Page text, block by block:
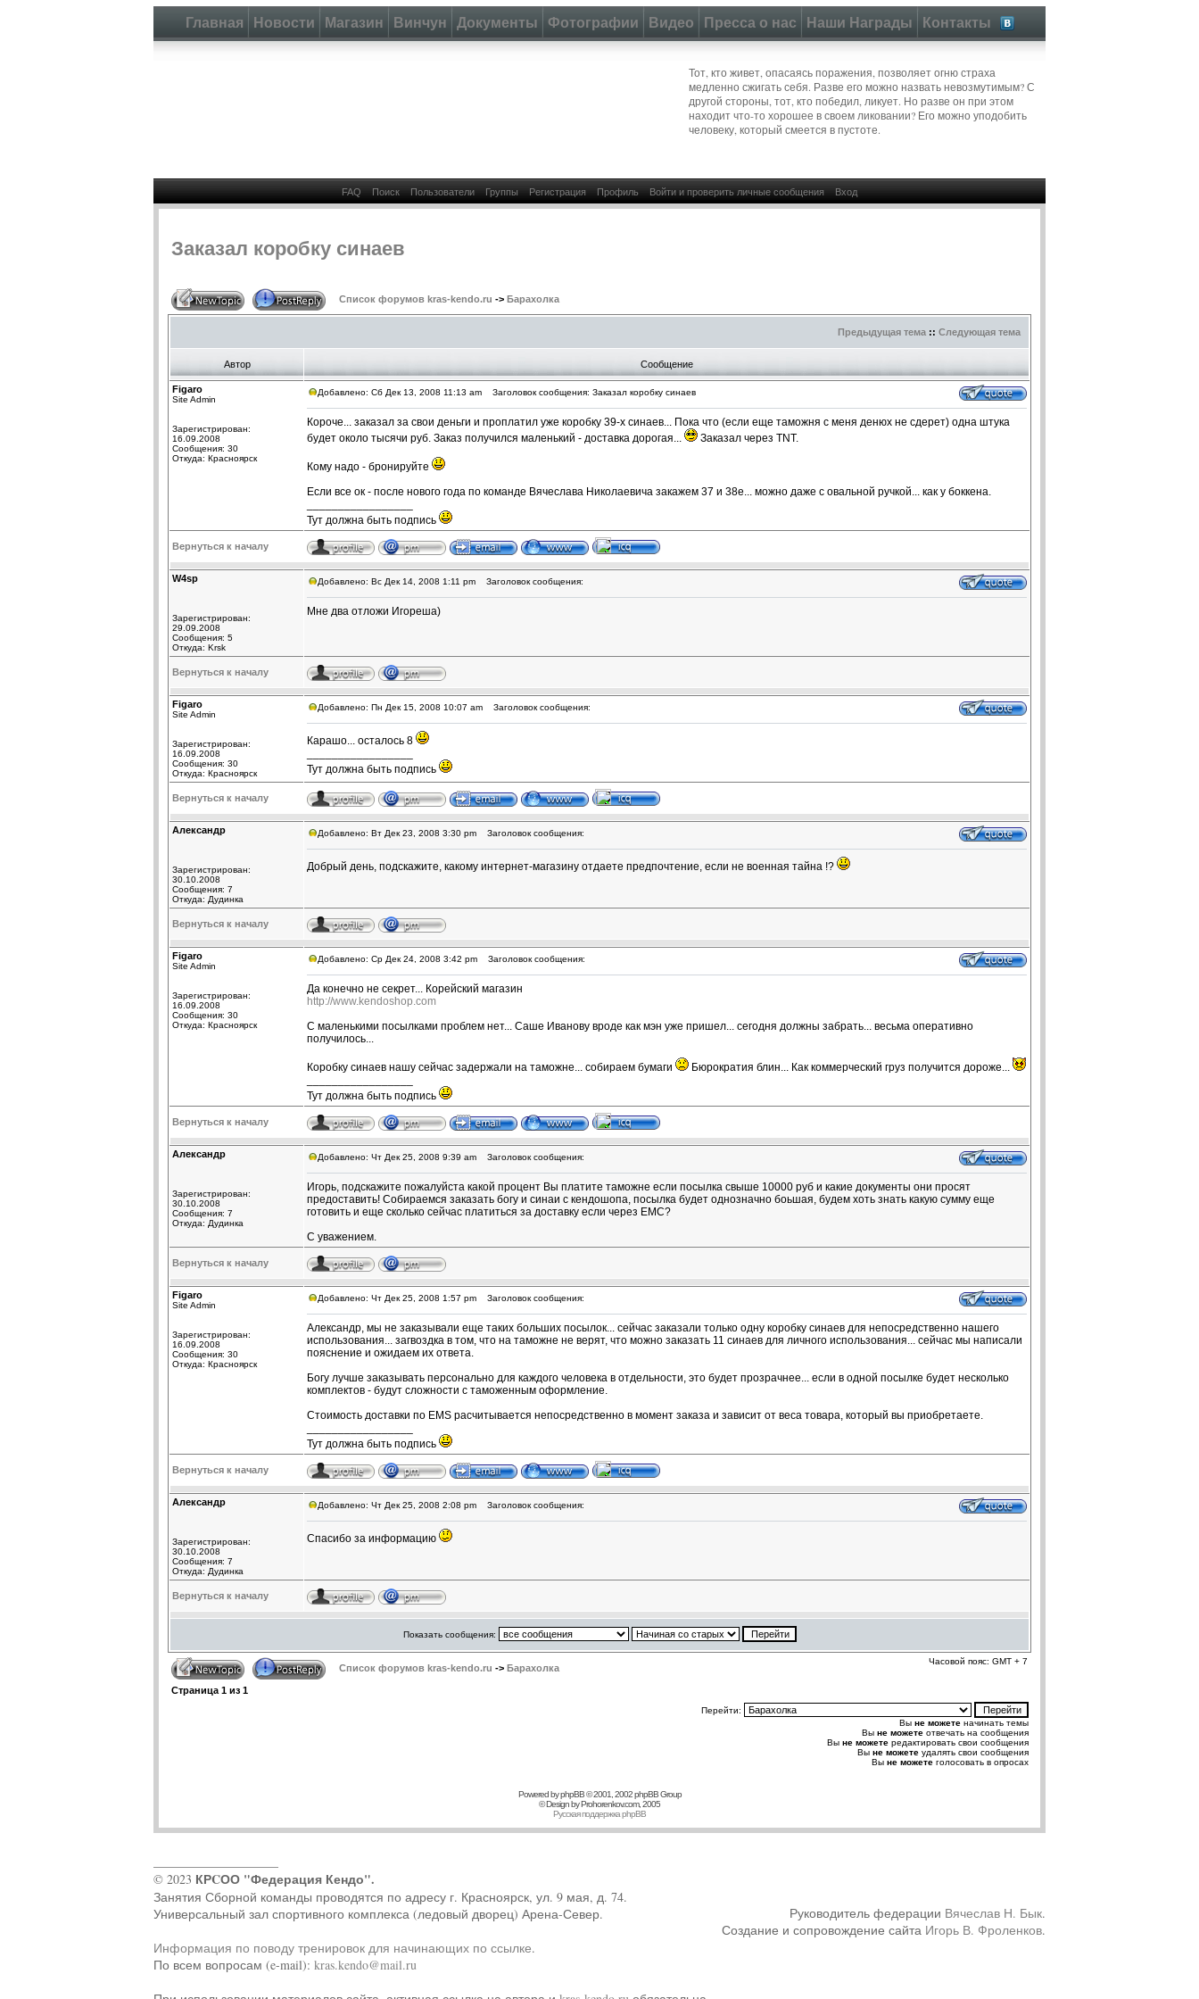
Главная Новости Магазин Винчун Документы Фотографии Видео Пресса о нас Наши Награды Контакты
Тот, кто живет, опасаясь поражения, позволяет огню страха
медленно сжигать себя. Разве его можно назвать невозмутимым? С
другой стороны, тот, кто победил, ликует. Но разве он при этом
находит что-то хорошее в своем ликовании? Его можно уподобить
человеку, который смеется в пустоте.
FAQ Поиск Пользователи Группы Регистрация Профиль Войти и проверить личные сообщения Вход
Заказал коробку синаев
Список форумов kras-kendo.ru -> Барахолка
Предыдущая тема :: Следующая тема
Автор Сообщение
Figaro
Site Admin
Зарегистрирован:
16.09.2008
Сообщения: 30
Откуда: Красноярск
Добавлено: Сб Дек 13, 2008 11:13 am Заголовок сообщения: Заказал коробку синаев
Короче... заказал за свои деньги и проплатил уже коробку 39-х синаев... Пока что (если еще таможня с меня денюх не сдерет) одна штука
будет около тысячи руб. Заказ получился маленький - доставка дорогая...
Заказал через TNT.
Кому надо - бронируйте
Если все ок - после нового года по команде Вячеслава Николаевича закажем 37 и 38е... можно даже с овальной ручкой... как у боккена.
Тут должна быть подпись
Вернуться к началу
W4sp
Зарегистрирован:
29.09.2008
Сообщения: 5
Откуда: Krsk
Добавлено: Вс Дек 14, 2008 1:11 pm Заголовок сообщения:
Мне два отложи Игореша)
Вернуться к началу
Figaro
Site Admin
Зарегистрирован:
16.09.2008
Сообщения: 30
Откуда: Красноярск
Добавлено: Пн Дек 15, 2008 10:07 am Заголовок сообщения:
Карашо... осталось 8
Тут должна быть подпись
Вернуться к началу
Александр
Зарегистрирован:
30.10.2008
Сообщения: 7
Откуда: Дудинка
Добавлено: Вт Дек 23, 2008 3:30 pm Заголовок сообщения:
Добрый день, подскажите, какому интернет-магазину отдаете предпочтение, если не военная тайна !?
Вернуться к началу
Figaro
Site Admin
Зарегистрирован:
16.09.2008
Сообщения: 30
Откуда: Красноярск
Добавлено: Ср Дек 24, 2008 3:42 pm Заголовок сообщения:
Да конечно не секрет... Корейский магазин
http://www.kendoshop.com
С маленькими посылками проблем нет... Саше Иванову вроде как мэн уже пришел... сегодня должны забрать... весьма оперативно
получилось...
Коробку синаев нашу сейчас задержали на таможне... собираем бумаги
Бюрократия блин... Как коммерческий груз получится дороже...
Тут должна быть подпись
Вернуться к началу
Александр
Зарегистрирован:
30.10.2008
Сообщения: 7
Откуда: Дудинка
Добавлено: Чт Дек 25, 2008 9:39 am Заголовок сообщения:
Игорь, подскажите пожалуйста какой процент Вы платите таможне если посылка свыше 10000 руб и какие документы они просят
предоставить! Собираемся заказать богу и синаи с кендошопа, посылка будет однозначно боьшая, будем хоть знать какую сумму еще
готовить и еще сколько сейчас платиться за доставку если через ЕМС?
С уважением.
Вернуться к началу
Figaro
Site Admin
Зарегистрирован:
16.09.2008
Сообщения: 30
Откуда: Красноярск
Добавлено: Чт Дек 25, 2008 1:57 pm Заголовок сообщения:
Александр, мы не заказывали еще таких больших посылок... сейчас заказали только одну коробку синаев для непосредственно нашего
использования... загвоздка в том, что на таможне не верят, что можно заказать 11 синаев для личного использования... сейчас мы написали
пояснение и ожидаем их ответа.
Богу лучше заказывать персонально для каждого человека в отдельности, это будет прозрачнее... если в одной посылке будет несколько
комплектов - будут сложности с таможенным оформление.
Стоимость доставки по EMS расчитывается непосредственно в момент заказа и зависит от веса товара, который вы приобретаете.
Тут должна быть подпись
Вернуться к началу
Александр
Зарегистрирован:
30.10.2008
Сообщения: 7
Откуда: Дудинка
Добавлено: Чт Дек 25, 2008 2:08 pm Заголовок сообщения:
Спасибо за информацию
Вернуться к началу
Показать сообщения:
Список форумов kras-kendo.ru -> Барахолка
Часовой пояс: GMT + 7
Страница 1 из 1
Перейти:
Вы не можете начинать темы
Вы не можете отвечать на сообщения
Вы не можете редактировать свои сообщения
Вы не можете удалять свои сообщения
Вы не можете голосовать в опросах
Powered byphpBB© 2001, 2002 phpBB Group
© Design byProhorenkov.com, 2005
Русская поддержка phpBB
© 2023 КРCОО "Федерация Кендо".
Занятия Сборной команды проводятся по адресу г. Красноярск, ул. 9 мая, д. 74.
Универсальный зал спортивного комплекса (ледовый дворец) Арена-Север.
Информация по поводу тренировок для начинающих по ссылке.
По всем вопросам (e-mail): kras.kendo@mail.ru
Руководитель федерации Вячеслав Н. Бык.
Создание и сопровождение сайта Игорь В. Фроленков.